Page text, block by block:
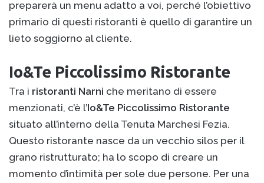
preparerà un menu adatto a voi, perché l’obiettivo
primario di questi ristoranti è quello di garantire un
lieto soggiorno al cliente.
Io&Te Piccolissimo Ristorante
Tra i ristoranti Narni che meritano di essere
menzionati, c’è l’Io&Te Piccolissimo Ristorante
situato all’interno della Tenuta Marchesi Fezia.
Questo ristorante nasce da un vecchio silos per il
grano ristrutturato; ha lo scopo di creare un
momento d’intimità per sole due persone. Per una